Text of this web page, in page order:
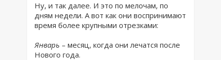
Ну, и так далее. И это по мелочам, по
дням недели. А вот как они воспринимают
время более крупными отрезками:
Январь – месяц, когда они лечатся после
Нового года.